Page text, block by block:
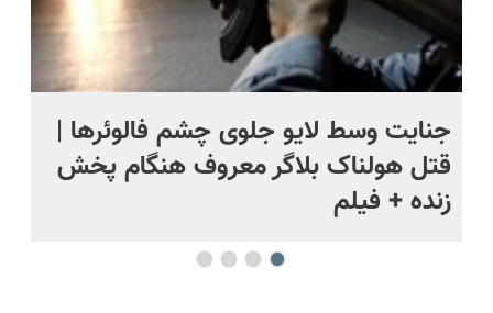
جنایت وسط لایو جلوی چشم فالوئرها |
قتل هولناک بلاگر معروف هنگام پخش
زنده + فیلم